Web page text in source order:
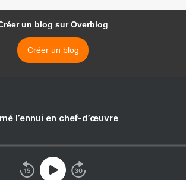
un blog sur Overblog
Créer un blog
l’ennui en chef-d’œuvre